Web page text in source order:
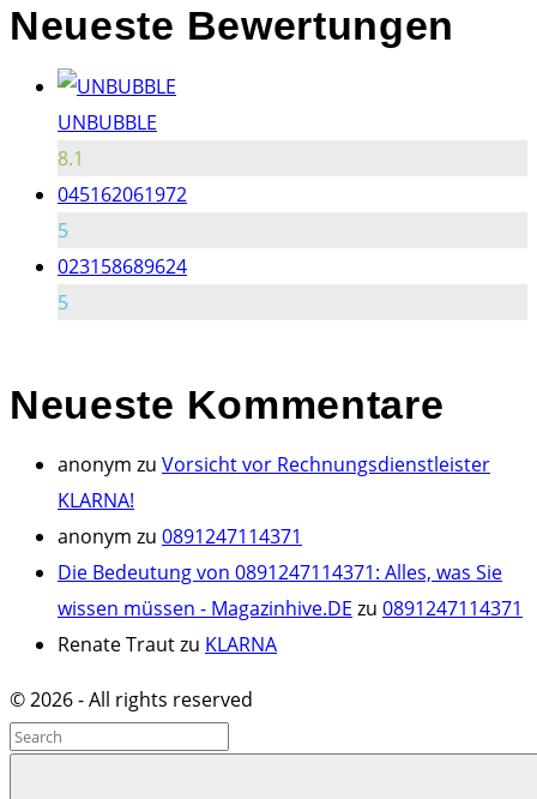
Neueste Bewertungen
UNBUBBLE
8.1
045162061972
5
023158689624
5
Neueste Kommentare
anonym zu Vorsicht vor Rechnungsdienstleister
KLARNA!
anonym zu 0891247114371
Die Bedeutung von 0891247114371: Alles, was Sie
wissen müssen - Magazinhive.DE zu 0891247114371
Renate Trautzu KLARNA
©2026- All rights reserved